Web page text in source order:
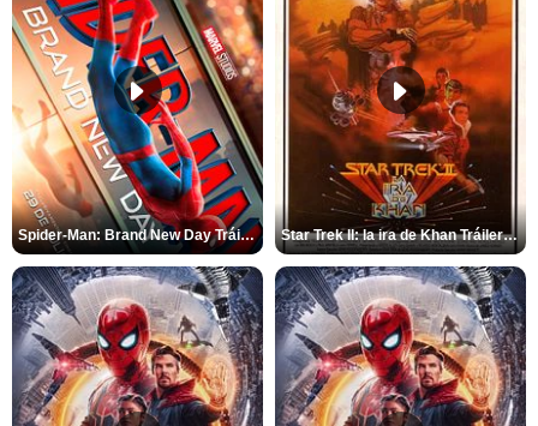
Spider-Man: Brand New Day Tráiler (3) Star Trek II: la ira de Khan Tráiler VO